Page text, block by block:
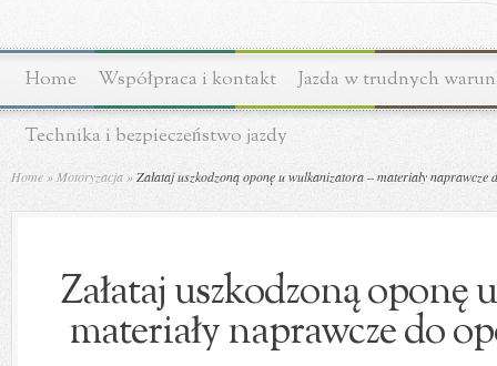
Home Współpraca i kontakt Jazda w trudnych
Technika i bezpieczeństwo jazdy
Home » Motoryzacja »Załataj uszkodzoną oponę u wulkanizatora – materiały naprawcze
Załataj uszkodzoną
materiały naprawcze do